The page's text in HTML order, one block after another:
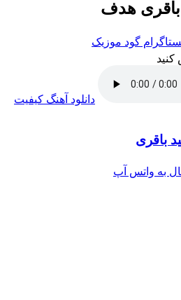
باقری هدف
گود موزیک
کنید
دانلود آهنگ کیفیت
باقری
به واتس آپ